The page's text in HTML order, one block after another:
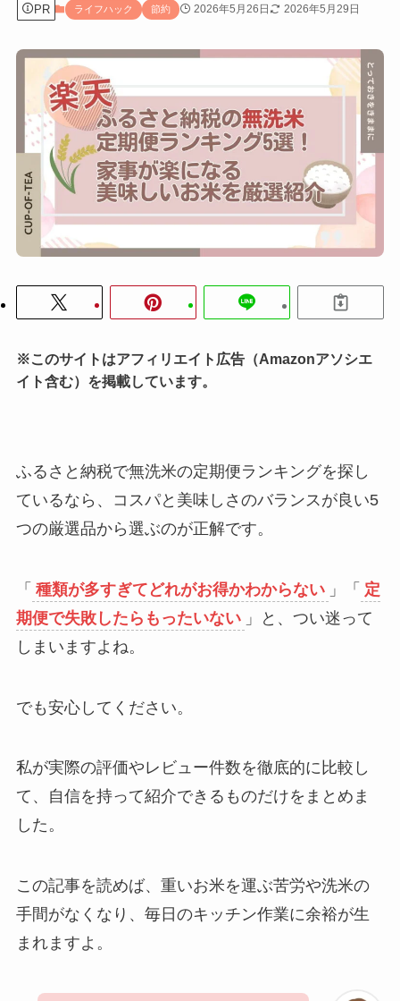
PR ライフハック 節約 2026年5月26日 2026年5月29日
※このサイトはアフィリエイト広告（Amazonアソシエ
イト含む）を掲載しています。
ふるさと納税で無洗米の定期便ランキングを探し
ているなら、コスパと美味しさのバランスが良い5
つの厳選品から選ぶのが正解です。
「 種類が多すぎてどれがお得かわからない 」「 定
期便で失敗したらもったいない 」と、つい迷って
しまいますよね。
でも安心してください。
私が実際の評価やレビュー件数を徹底的に比較し
て、自信を持って紹介できるものだけをまとめま
した。
この記事を読めば、重いお米を運ぶ苦労や洗米の
手間がなくなり、毎日のキッチン作業に余裕が生
まれますよ。